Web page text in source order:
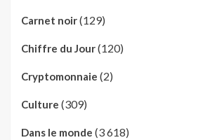
Carnet noir(129)
Chiffre du Jour(120)
Cryptomonnaie (2)
Culture (309)
Dans le monde (3 618)